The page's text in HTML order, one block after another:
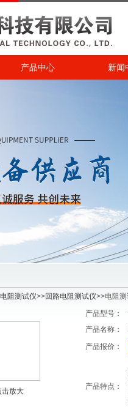
产品中心 新闻
电阻测试仪>>回路电阻测试仪>>电阻测
击放大
产品型号：
产品名称：
产品报价：
产品特点：